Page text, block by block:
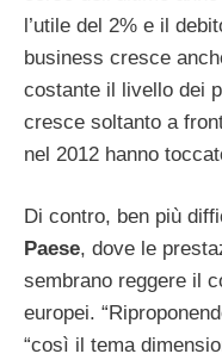
l’utile del 2% e il
business cresce
costante il livello dei
cresce soltanto a
nel 2012 hanno
Di contro, ben più
Paese, dove le
sembrano reggere il
europei.
“così il tema